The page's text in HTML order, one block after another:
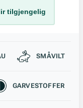
tilgjengelig
SMÅVILT
GARVESTOFFER